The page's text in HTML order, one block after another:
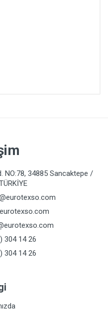
NO:78, 34885 Sancaktepe /
304 14 26
304 14 26